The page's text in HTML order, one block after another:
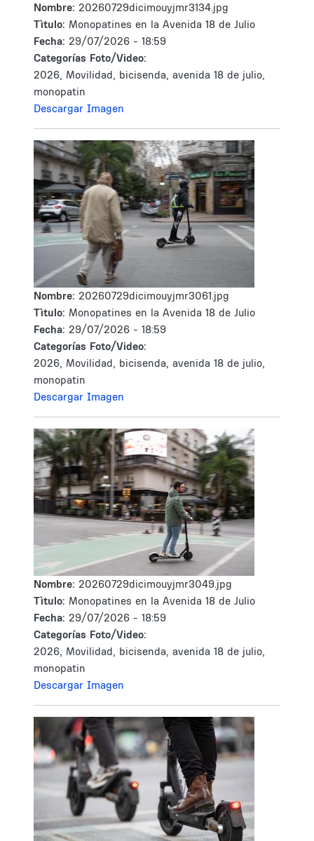
Nombre: 20260729dicimouyjmr3134.jpg
Tìtulo: Monopatines en la Avenida 18 de Julio
Fecha: 29/07/2026 - 18:59
Categorías Foto/Video:
2026, Movilidad, bicisenda, avenida 18 de julio,
monopatin
Descargar Imagen
Nombre: 20260729dicimouyjmr3061.jpg
Tìtulo: Monopatines en la Avenida 18 de Julio
Fecha: 29/07/2026 - 18:59
Categorías Foto/Video:
2026, Movilidad, bicisenda, avenida 18 de julio,
monopatin
Descargar Imagen
Nombre: 20260729dicimouyjmr3049.jpg
Tìtulo: Monopatines en la Avenida 18 de Julio
Fecha: 29/07/2026 - 18:59
Categorías Foto/Video:
2026, Movilidad, bicisenda, avenida 18 de julio,
monopatin
Descargar Imagen